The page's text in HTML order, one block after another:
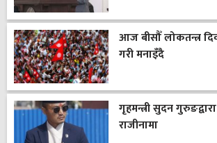
आज बीसौँ लोकतन्त्र
गरी मनाइँदै
गृहमन्त्री सुदन
राजीनामा